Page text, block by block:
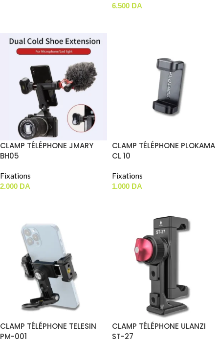
6.500 DA
CLAMP TÉLÉPHONE JMARY
BH05
Fixations
2.000 DA
CLAMP TÉLÉPHONE PLOKAMA
CL 10
Fixations
1.000 DA
CLAMP TÉLÉPHONE TELESIN
PM-001
CLAMP TÉLÉPHONE ULANZI
ST-27